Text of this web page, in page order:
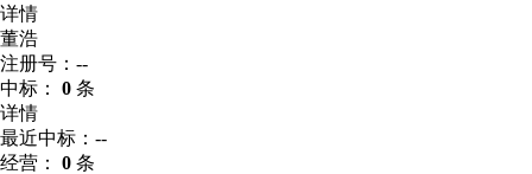
详情
董浩
注册号：--
中标： 0 条
详情
最近中标：--
经营： 0 条